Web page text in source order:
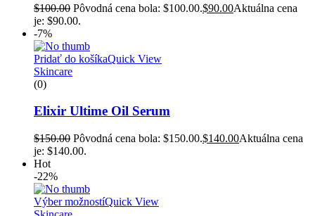
$100.00 Pôvodná cena bola: $100.00.$90.00Aktuálna cena
je: $90.00.
-7%
Pridať do košíkaQuick View
Skincare
(0)
Elixir Ultime Oil Serum
$150.00 Pôvodná cena bola: $150.00.$140.00Aktuálna cena
je: $140.00.
Hot
-22%
Výber možnostíQuick View